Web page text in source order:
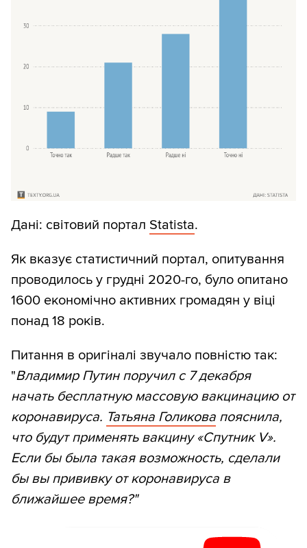
Дані: світовий портал Statista.
Як вказує статистичний портал, опитування
проводилось у грудні 2020-го, було опитано
1600 економічно активних громадян у віці
понад 18 років.
Питання в оригіналі звучало повністю так:
"Владимир Путин поручил с 7 декабря
начать бесплатную массовую вакцинацию от
коронавируса. Татьяна Голикова пояснила,
что будут применять вакцину «Спутник V».
Если бы была такая возможность, сделали
бы вы прививку от коронавируса в
ближайшее время?"